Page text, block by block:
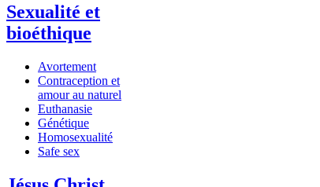
Sexualité et
bioéthique
Avortement
Contraception et
amour au naturel
Euthanasie
Génétique
Homosexualité
Safe sex